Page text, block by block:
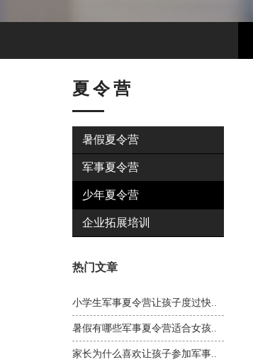
夏令营
暑假夏令营
军事夏令营
少年夏令营
企业拓展培训
热门文章
小学生军事夏令营让孩子度过快..
暑假有哪些军事夏令营适合女孩..
家长为什么喜欢让孩子参加军事..